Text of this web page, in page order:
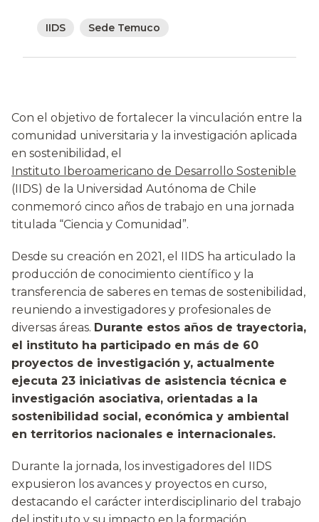
IIDS Sede Temuco
Con el objetivo de fortalecer la vinculación entre la
comunidad universitaria y la investigación aplicada
en sostenibilidad, el
Instituto Iberoamericano de Desarrollo Sostenible
(IIDS) de la Universidad Autónoma de Chile
conmemoró cinco años de trabajo en una jornada
titulada “Ciencia y Comunidad”.
Desde su creación en 2021, el IIDS ha articulado la
producción de conocimiento científico y la
transferencia de saberes en temas de sostenibilidad,
reuniendo a investigadores y profesionales de
diversas áreas. Durante estos años de trayectoria,
el instituto ha participado en más de 60
proyectos de investigación y, actualmente
ejecuta 23 iniciativas de asistencia técnica e
investigación asociativa, orientadas a la
sostenibilidad social, económica y ambiental
en territorios nacionales e internacionales.
Durante la jornada, los investigadores del IIDS
expusieron los avances y proyectos en curso,
destacando el carácter interdisciplinario del trabajo